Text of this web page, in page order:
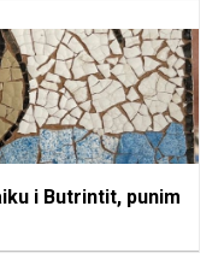
i Butrintit, punim